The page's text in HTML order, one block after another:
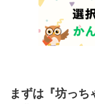
まずは『坊っ